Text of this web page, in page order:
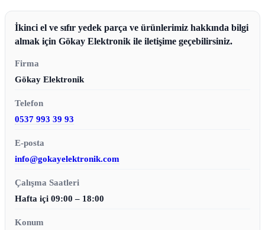
İkinci el ve sıfır yedek parça ve ürünlerimiz hakkında bilgi
almak için Gökay Elektronik ile iletişime geçebilirsiniz.
Firma
Gökay Elektronik
Telefon
0537 993 39 93
E-posta
info@gokayelektronik.com
Çalışma Saatleri
Hafta içi 09:00 – 18:00
Konum